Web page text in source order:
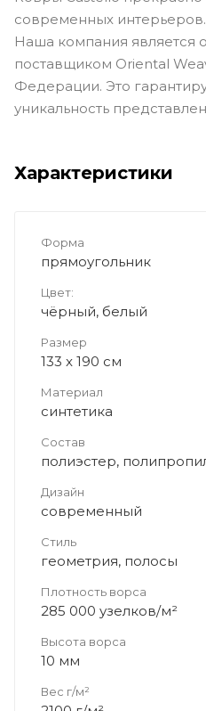
современных интерьеров.
Наша компания является
поставщиком Oriental
Федерации. Это
уникальность
Характеристики
Форма
прямоугольник
Цвет:
чёрный, белый
Размер
133 x 190 см
Материал
синтетика
Состав
полиэстер,
Дизайн
современный
Стиль
геометрия, полосы
Плотность ворса
285 000 узелков/м²
Высота ворса
10 мм
Вес г/м²